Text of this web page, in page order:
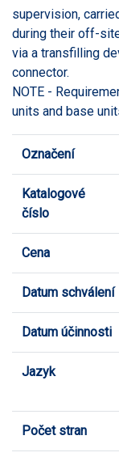
supervision,
during their off-
via a transfilling
connector.
NOTE -
units and base
Označení
Katalogové
číslo
Cena
Datum schválení
Datum účinnosti
Jazyk
Počet stran